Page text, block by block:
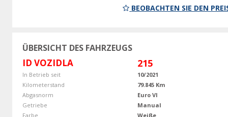
BEOBACHTEN SIE DEN
ÜBERSICHT DES FAHRZEUGS
ID VOZIDLA 215
In Betrieb seit
10/2021
Kilometerstand
79.845 Km
Abgasnorm
Euro VI
Getriebe
Manual
Farbe
Weiße